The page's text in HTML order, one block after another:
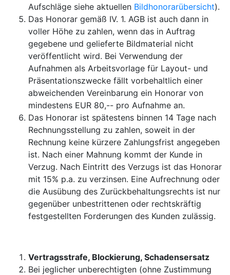
Aufschläge siehe aktuellen Bildhonorarübersicht).
Das Honorar gemäß IV. 1. AGB ist auch dann in
voller Höhe zu zahlen, wenn das in Auftrag
gegebene und gelieferte Bildmaterial nicht
veröffentlicht wird. Bei Verwendung der
Aufnahmen als Arbeitsvorlage für Layout- und
Präsentationszwecke fällt vorbehaltlich einer
abweichenden Vereinbarung ein Honorar von
mindestens EUR 80,-- pro Aufnahme an.
Das Honorar ist spätestens binnen 14 Tage nach
Rechnungsstellung zu zahlen, soweit in der
Rechnung keine kürzere Zahlungsfrist angegeben
ist. Nach einer Mahnung kommt der Kunde in
Verzug. Nach Eintritt des Verzugs ist das Honorar
mit 15% p.a. zu verzinsen. Eine Aufrechnung oder
die Ausübung des Zurückbehaltungsrechts ist nur
gegenüber unbestrittenen oder rechtskräftig
festgestellten Forderungen des Kunden zulässig.
Vertragsstrafe, Blockierung, Schadensersatz
Bei jeglicher unberechtigten (ohne Zustimmung